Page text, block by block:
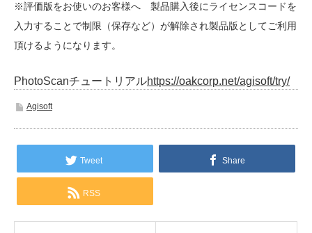
※評価版をお使いのお客様へ 製品購入後にライセンスコードを
入力することで制限（保存など）が解除され製品版としてご利用
頂けるようになります。
PhotoScanチュートリアルhttps://oakcorp.net/agisoft/try/
Agisoft
Tweet Share
RSS